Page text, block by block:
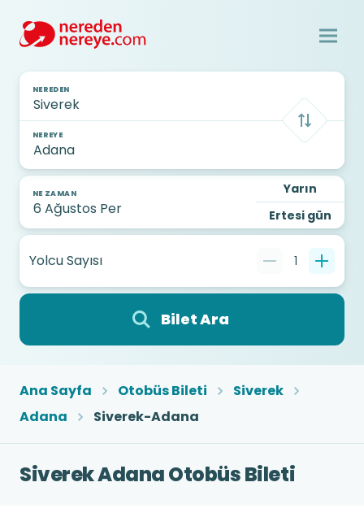
NEREDEN
NEREYE
NE ZAMAN
Yarın
Ertesi gün
Yolcu Sayısı 1
Bilet Ara
Ana Sayfa Otobüs Bileti
Siverek
Adana
Siverek-Adana
Siverek Adana Otobüs Bileti